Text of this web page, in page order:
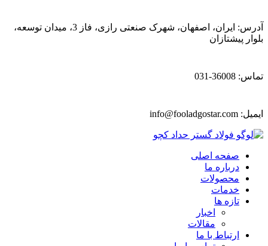
آدرس: ایران، اصفهان، شهرک صنعتی رازی، فاز 3، میدان توسعه،
بلوار پیشتازان
تماس: 36008-031
ایمیل: info@fooladgostar.com
صفحه اصلی
درباره ما
محصولات
خدمات
تازه ها
اخبار
مقالات
ارتباط با ما